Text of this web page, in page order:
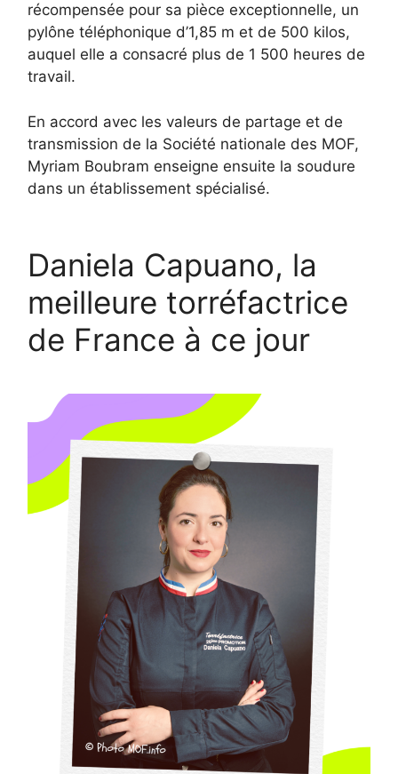
récompensée pour sa pièce exceptionnelle, un
pylône téléphonique d’1,85 m et de 500 kilos,
auquel elle a consacré plus de 1 500 heures de
travail.
En accord avec les valeurs de partage et de
transmission de la Société nationale des MOF,
Myriam Boubram enseigne ensuite la soudure
dans un établissement spécialisé.
Daniela Capuano, la
meilleure torréfactrice
de France à ce jour